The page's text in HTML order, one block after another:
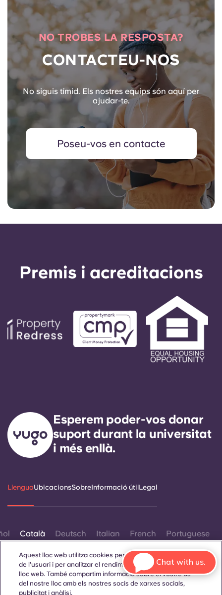
NO TROBES LA RESPOSTA?
CONTACTEU-NOS
No siguis tímid. Els nostres equips són aquí per
ajudar-te.
Poseu-vos en contacte
Premis i acreditacions
Esperem poder-vos donar
suport durant la universitat
i més enllà.
LlenguaUbicacionsSobreInformació útilLegal
Català Deutsch Italian French Portuguese
Aquest lloc web utilitza cookies per millorar l'experiència
de l'usuari i per analitzar el rendiment i el trànsit al nostre
lloc web. També compartim informació sobre el vostre ús
del nostre lloc amb els nostres socis de xarxes socials,
publicitat i anàlisi.
Chat with us.